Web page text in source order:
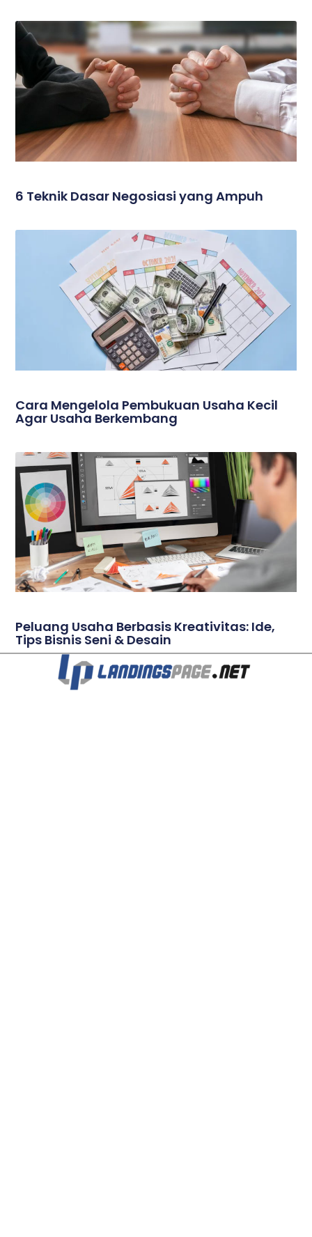
6 Teknik Dasar Negosiasi yang Ampuh
Cara Mengelola Pembukuan Usaha Kecil
Agar Usaha Berkembang
Peluang Usaha Berbasis Kreativitas: Ide,
Tips Bisnis Seni & Desain